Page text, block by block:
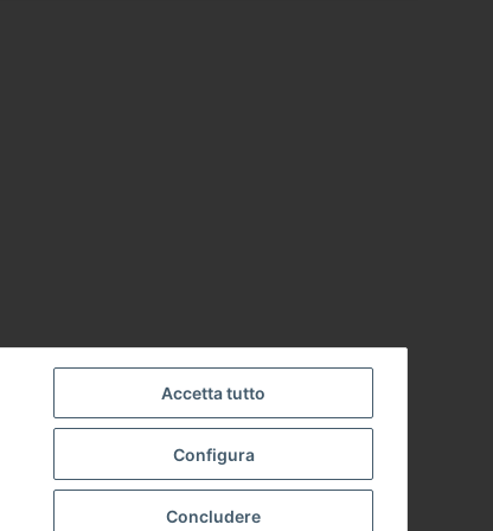
Accetta tutto
Configura
Concludere